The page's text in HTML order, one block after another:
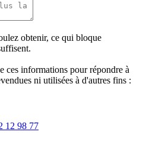
obtenir, ce qui bloque
ces informations pour répondre à
ni utilisées à d'autres fins :
12 98 77